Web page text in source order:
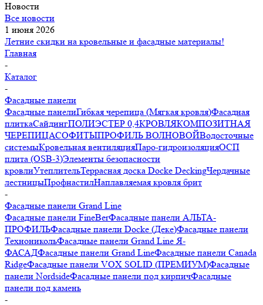
Новости
Все новости
1 июня 2026
Летние скидки на кровельные и фасадные материалы!
Главная
-
Каталог
-
Фасадные панели
Фасадные панелиГибкая черепица (Мягкая кровля)Фасадная
плиткаСайдингПОЛИЭСТЕР 0,4КРОВЛЯКОМПОЗИТНАЯ
ЧЕРЕПИЦАСОФИТЫПРОФИЛЬ ВОЛНОВОЙВодосточные
системыКровельная вентиляцияПаро-гидроизоляцияОСП
плита (OSB-3)Элементы безопасности
кровлиУтеплительТеррасная доска Docke DeckingЧердачные
лестницыПрофнастилНаплавляемая кровля брит
-
Фасадные панели Grand Line
Фасадные панели FineBerФасадные панели АЛЬТА-
ПРОФИЛЬФасадные панели Docke (Деке)Фасадные панели
ТехноникольФасадные панели Grand Line Я-
ФАСАДФасадные панели Grand LineФасадные панели Canada
RidgeФасадные панели VOX SOLID (ПРЕМИУМ)Фасадные
панели NordsideФасадные панели под кирпичФасадные
панели под камень
-